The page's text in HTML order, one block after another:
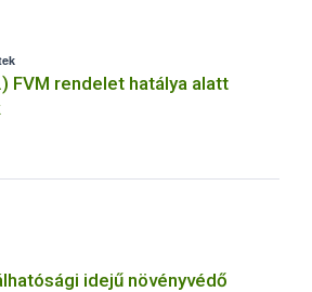
FVM rendelet hatálya alatt
idejű növényvédő